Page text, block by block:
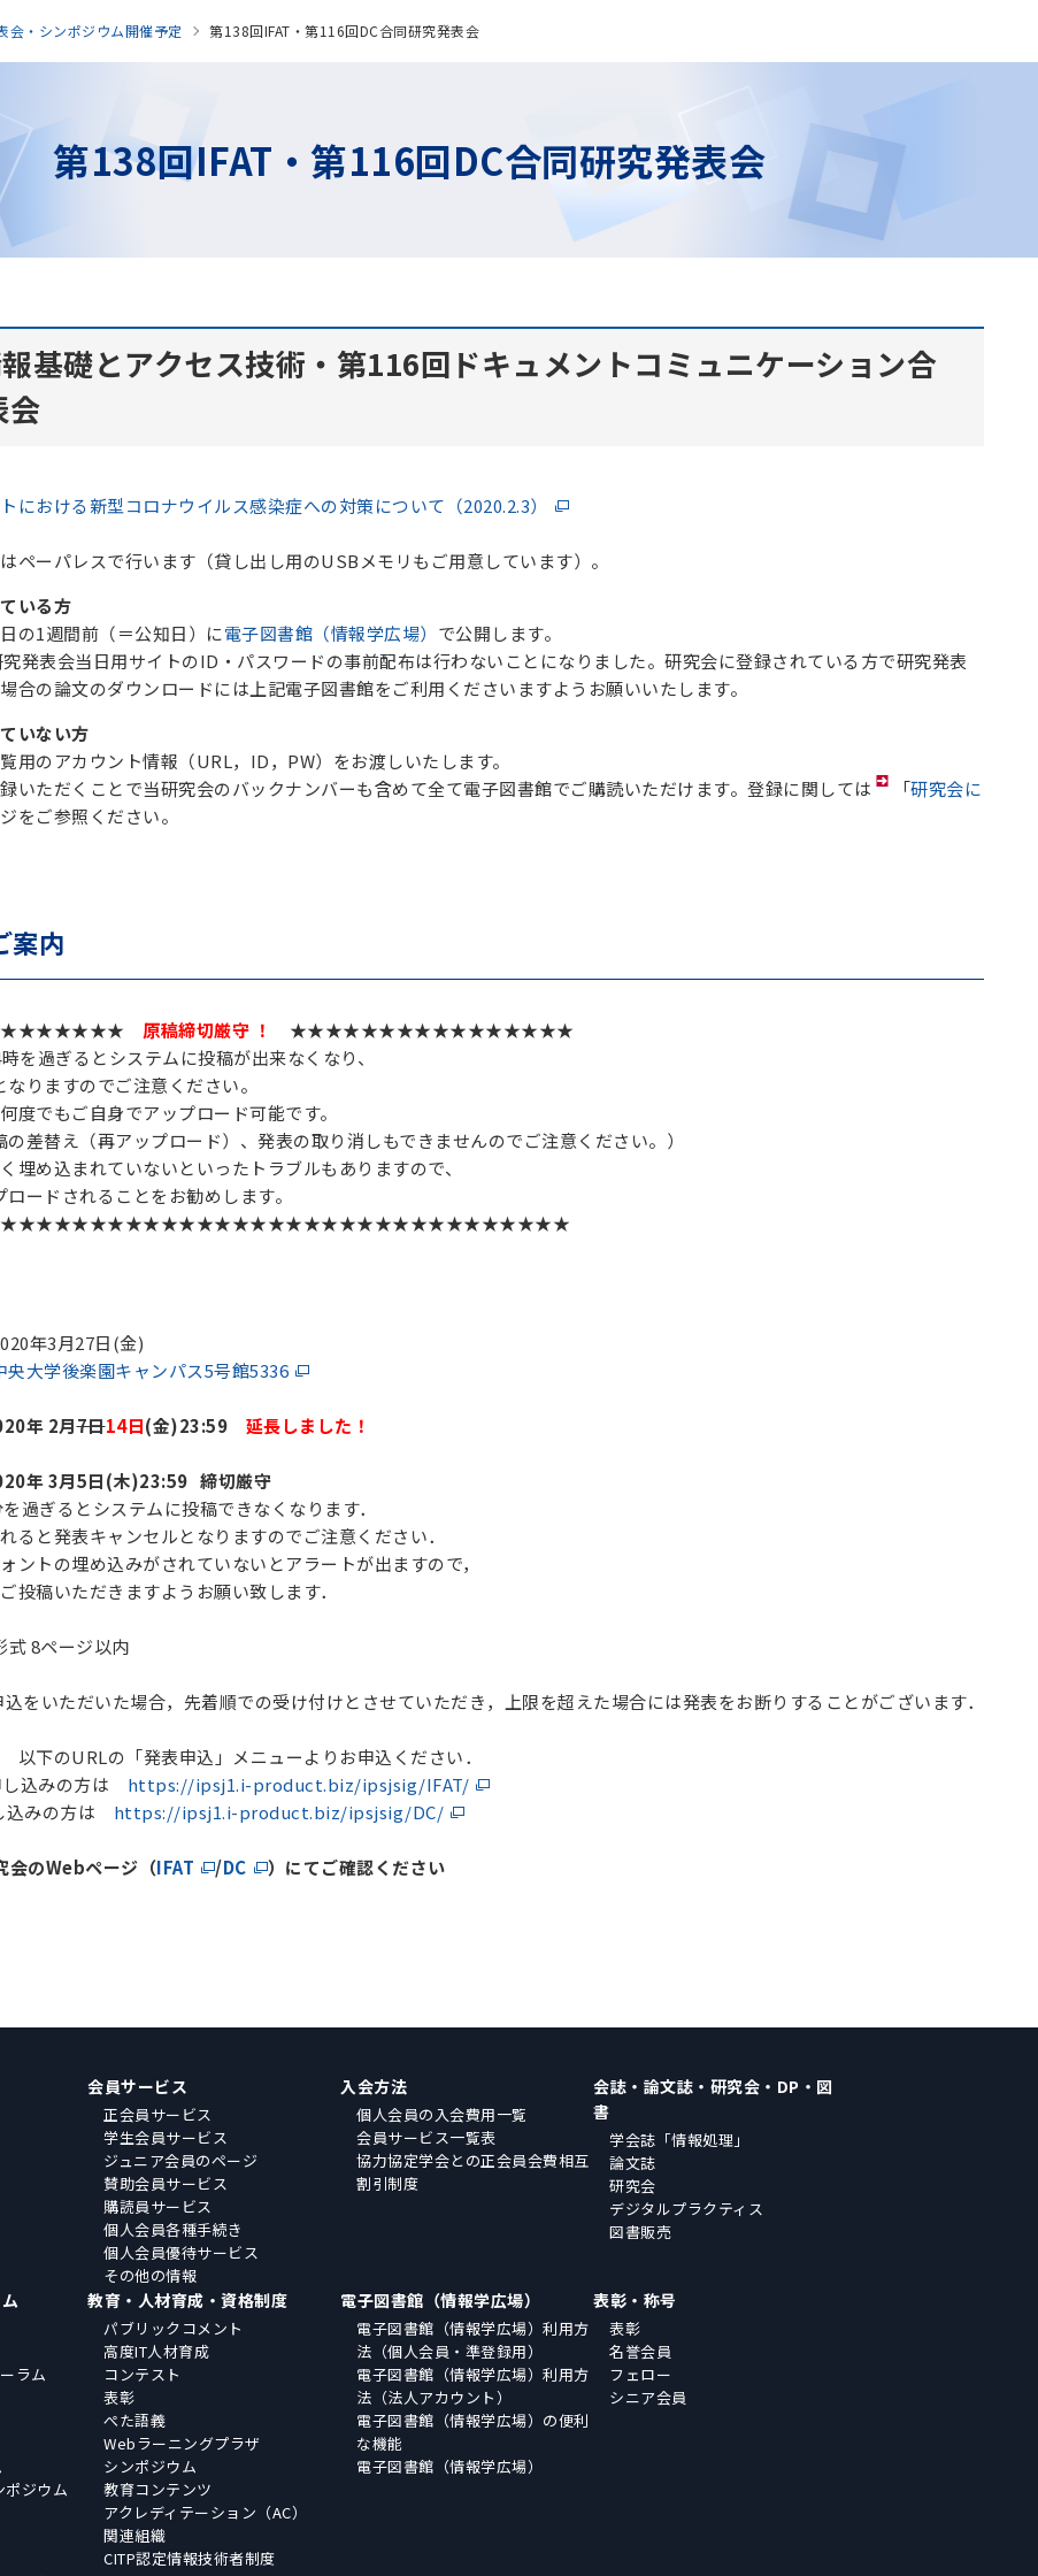
会・シンポジウム開催予定 第138回IFAT・第116回DC合同研究発表会
第138回IFAT・第116回DC合同研究発表会
基礎とアクセス技術・第116回ドキュメントコミュニケーション合
会
における新型コロナウイルス感染症への対策について（2020.2.3）
ペーパレスで行います（貸し出し用のUSBメモリもご用意しています）。
いる方
の1週間前（＝公知日）に電子図書館（情報学広場） で公開します。
発表会当日用サイトのID・パスワードの事前配布は行わないことになりました。研究会に登録されている方で研究発表
合の論文のダウンロードには上記電子図書館をご利用くださいますようお願いいたします。
いない方
用のアカウント情報（URL，ID，PW）をお渡しいたします。
いただくことで当研究会のバックナンバーも含めて全て電子図書館でご購読いただけます。登録に関しては
「研究会に
をご参照ください。
案内
原稿締切厳守 ！
★★★★★★★★★★★★★★★★
を過ぎるとシステムに投稿が出来なくなり、
りますのでご注意ください。
度でもご自身でアップロード可能です。
の差替え（再アップロード）、発表の取り消しもできませんのでご注意ください。）
埋め込まれていないといったトラブルもありますので、
ードされることをお勧めします。
年3月27日(金)
央大学後楽園キャンパス5号館5336
年 2月7日14日(金)23:59 延長しました！
年 3月5日(木)23:59 締切厳守
るとシステムに投稿できなくなります．
表キャンセルとなりますのでご注意ください．
埋め込みがされていないとアラートが出ますので，
いただきますようお願い致します．
式 8ページ以内
をいただいた場合，先着順での受け付けとさせていただき，上限を超えた場合には発表をお断りすることがございます．
下のURLの「発表申込」メニューよりお申込ください．
込みの方は https://ipsj1.i-product.biz/ipsjsig/IFAT/
込みの方は https://ipsj1.i-product.biz/ipsjsig/DC/
会のWebページ（IFAT /DC ） にてご確認ください
会員サービス
正会員サービス
学生会員サービス
ジュニア会員のページ
賛助会員サービス
購読員サービス
個人会員各種手続き
個人会員優待サービス
その他の情報
入会方法
個人会員の入会費用一覧
会員サービス一覧表
協力協定学会との正会員会費相互
割引制度
会誌・論文誌・研究会・DP・図
書
学会誌「情報処理」
論文誌
研究会
デジタルプラクティス
図書販売
ラム
ポジウム
教育・人材育成・資格制度
パブリックコメント
高度IT人材育成
コンテスト
表彰
ぺた語義
Webラーニングプラザ
シンポジウム
教育コンテンツ
アクレディテーション（AC）
関連組織
CITP認定情報技術者制度
電子図書館（情報学広場）
電子図書館（情報学広場）利用方
法（個人会員・準登録用）
電子図書館（情報学広場）利用方
法（法人アカウント）
電子図書館（情報学広場）の便利
な機能
電子図書館（情報学広場）
表彰・称号
表彰
名誉会員
フェロー
シニア会員